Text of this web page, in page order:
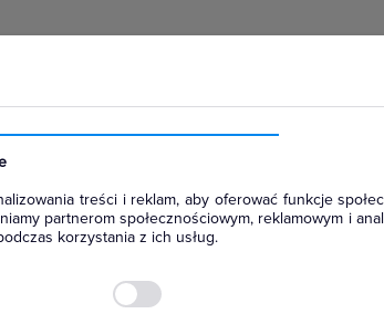
treści i reklam, aby oferować funkcje
partnerom społecznościowym, reklamowym i
korzystania z ich usług.